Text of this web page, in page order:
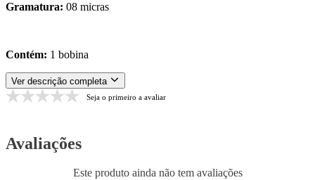
Gramatura: 08 micras
Contém: 1 bobina
Ver descrição completa
Seja o primeiro a avaliar
Avaliações
Este produto ainda não tem avaliações